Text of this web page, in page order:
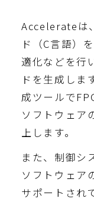
Accelerateは
ド（C言語）
適化などを行
ドを生成しま
成ツールで
ソフトウェア
上します。
また、制御シ
ソフトウェア
サポートされ